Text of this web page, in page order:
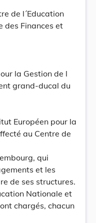
de l´Education
des Finances et
la Gestion de l
grand-ducal du
Européen pour la
au Centre de
qui
et les
de ses structures.
Nationale et
chargés, chacun